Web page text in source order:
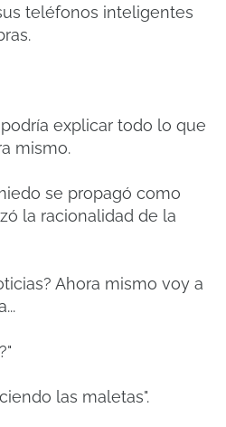
teléfonos inteligentes
explicar todo lo que
mismo.
se propagó como
la racionalidad de la
Ahora mismo voy a
las maletas".